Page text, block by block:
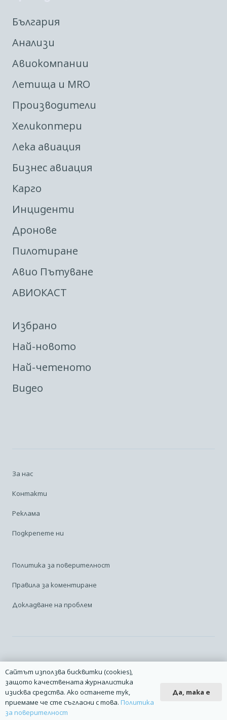
България
Анализи
Авиокомпании
Летища и MRO
Производители
Хеликоптери
Лека авиация
Бизнес авиация
Карго
Инциденти
Дронове
Пилотиране
Авио Пътуване
АВИОКАСТ
Избрано
Най-новото
Най-четеното
Видео
За нас
Контакти
Реклама
Подкрепете ни
Политика за поверителност
Правила за коментиране
Докладване на проблем
Linkedin
2014 – 2026 © Всички права запазени. | Издател: Авио Форум |
Дизайн manolov.net | Разработване Pixelliant
Сайтът използва бисквитки (cookies),
защото качествената журналистика
изисква средства. Ако останете тук,
приемаме че сте съгласни с това. Политика
за поверителност
Да, така е